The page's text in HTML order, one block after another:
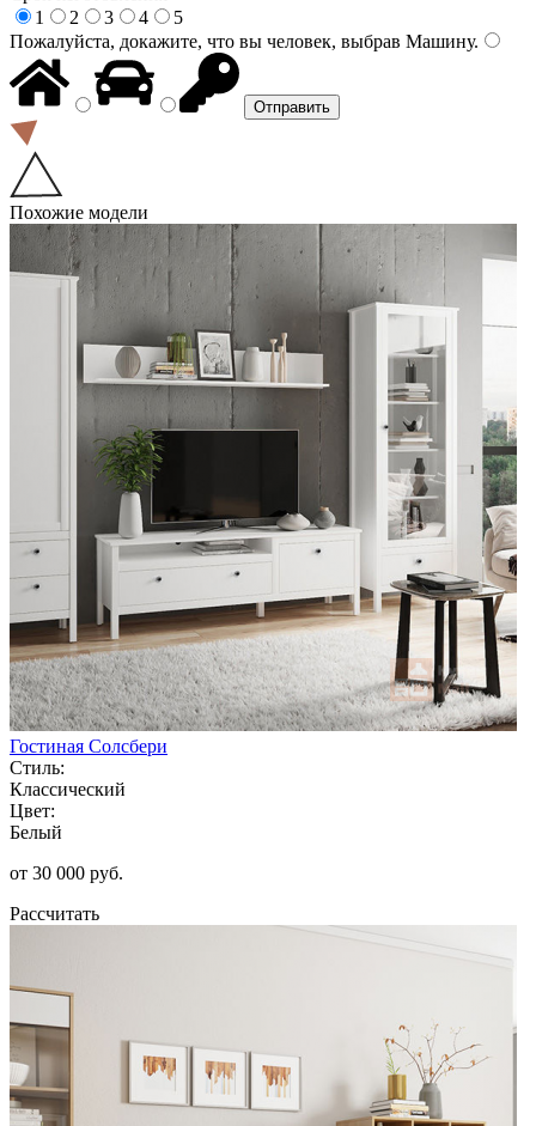
1
2 3 4
5
Пожалуйста, докажите, что вы человек, выбрав Машину.
Похожие модели
Гостиная Солсбери
Стиль:
Классический
Цвет:
Белый
от 30 000 руб.
Рассчитать